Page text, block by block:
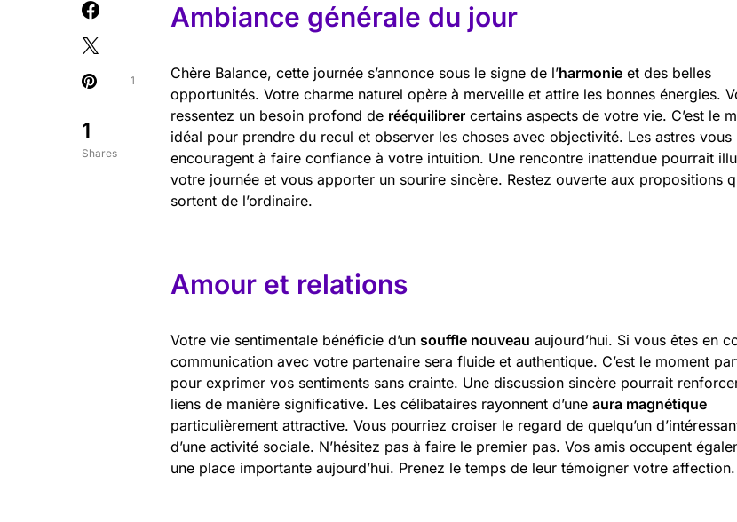
1
Shares
1
Ambiance générale du jour
Chère Balance, cette journée s’annonce sous le signe de l’harmonie et des belles
opportunités. Votre charme naturel opère à merveille et attire les bonnes énergies.
ressentez un besoin profond de rééquilibrer certains aspects de votre vie. C’est le
idéal pour prendre du recul et observer les choses avec objectivité. Les astres vous
encouragent à faire confiance à votre intuition. Une rencontre inattendue pourrait
votre journée et vous apporter un sourire sincère. Restez ouverte aux propositions
sortent de l’ordinaire.
Amour et relations
Votre vie sentimentale bénéficie d’un souffle nouveau aujourd’hui. Si vous êtes en
communication avec votre partenaire sera fluide et authentique. C’est le moment
pour exprimer vos sentiments sans crainte. Une discussion sincère pourrait
liens de manière significative. Les célibataires rayonnent d’une aura magnétique
particulièrement attractive. Vous pourriez croiser le regard de quelqu’un
d’une activité sociale. N’hésitez pas à faire le premier pas. Vos amis occupent
une place importante aujourd’hui. Prenez le temps de leur témoigner votre affection.